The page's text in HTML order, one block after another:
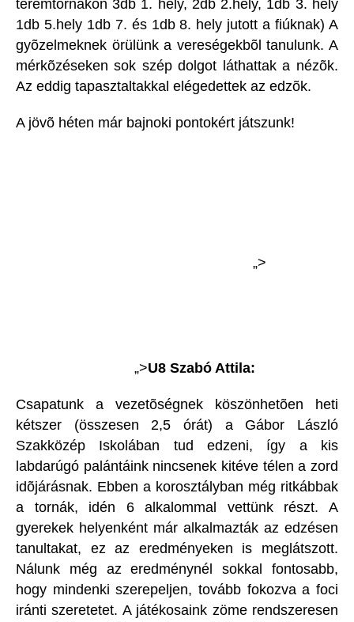
teremtornákon 3db 1. hely, 2db 2.hely, 1db 3. hely
1db 5.hely 1db 7. és 1db 8. hely jutott a fiúknak) A
gyõzelmeknek örülünk a vereségekbõl tanulunk. A
mérkõzéseken sok szép dolgot láthattak a nézõk.
Az eddig tapasztaltakkal elégedettek az edzõk.
A jövõ héten már bajnoki pontokért játszunk!
„>
„>U8 Szabó Attila:
Csapatunk a vezetõségnek köszönhetõen heti
kétszer (összesen 2,5 órát) a Gábor László
Szakközép Iskolában tud edzeni, így a kis
labdarúgó palántáink nincsenek kitéve télen a zord
idõjárásnak. Ebben a korosztályban még ritkábbak
a tornák, idén 6 alkalommal vettünk részt. A
gyerekek helyenként már alkalmazták az edzésen
tanultakat, ez az eredményeken is meglátszott.
Nálunk még az eredménynél sokkal fontosabb,
hogy mindenki szerepeljen, tovább fokozva a foci
iránti szeretetet. A játékosaink zöme rendszeresen